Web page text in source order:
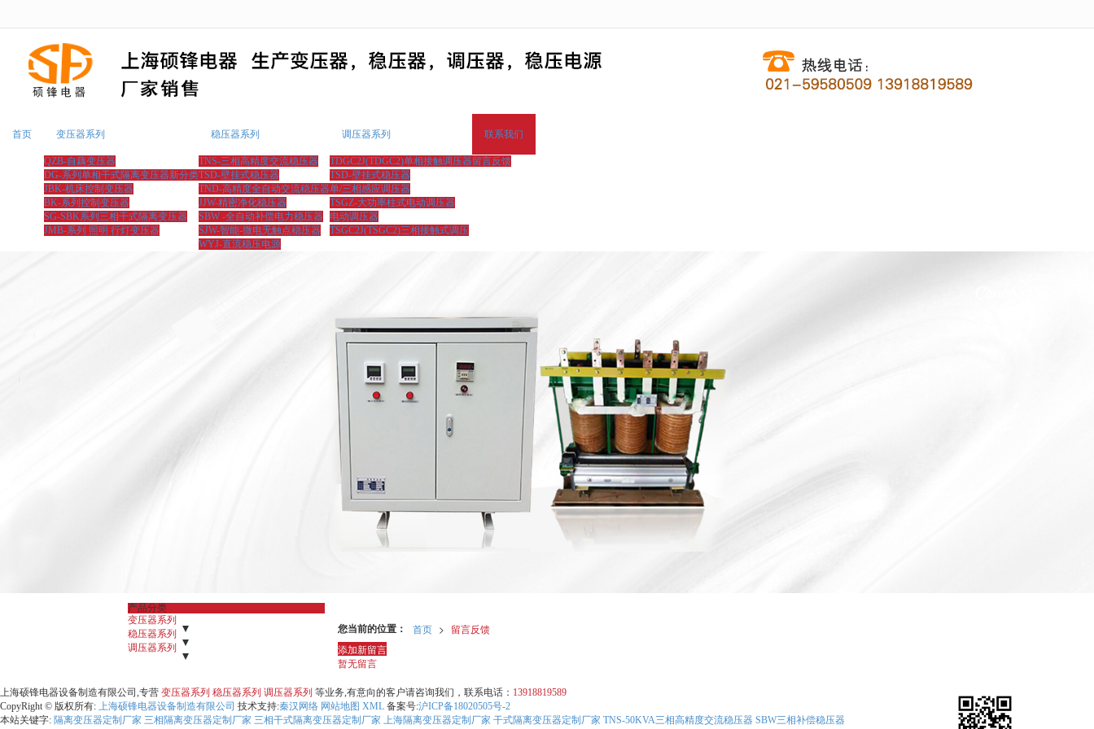
首页 变压器系列
QZB-自藕变压器
DG-系列单相干式隔离变压器新分类
JBK-机床控制变压器
BK-系列控制变压器
SG-SBK系列三相干式隔离变压器
JMB-系列 照明 行灯变压器
稳压器系列
TNS-三相高精度交流稳压器
TSD-壁挂式稳压器
TND-高精度全自动交流稳压器
JJW-精密净化稳压器
SBW -全自动补偿电力稳压器
SJW-智能-微电无触点稳压器
WYJ-直流稳压电源
调压器系列
TDGC2J(TDGC2)单相接触调压器
TSD-壁挂式稳压器
单/三相感应调压器
TSGZ-大功率柱式电动调压器
电动调压器
TSGC2J(TSGC2)三相接触式调压
联系我们
留言反馈
产品分类
变压器系列
- QZB-自藕变压器
压器新分类
- JBK-机床控制变压器
- SG-SBK系列三相干式隔离变压
流变压器 - KSG防爆变压器 - 电力变压器 - 调
压变压器 - 三相变单相变压器 - 防水变压器
- 医用隔离双绕组变压器
稳压器系列
- TNS-三相高精度交流稳压器
- TND-高精度全自动交流稳压器
- SJW-智能-微电无触点稳压器 - WYJ-直流稳
压电源
调压器系列
- TDGC2J(TDGC2)单相接触调压器
动调压器 - 电动调压器 - TSGC2J(TSGC2)三相
接触式调压
您当前的位置： 首页 > 留言反馈
添加新留言
暂无留言
上海硕锋电器设备制造有限公司,专营 变压器系列 稳压器系列 调压器系列 等业务,有意向的客户请咨询我们，联系电话： 13918819589
CopyRight © 版权所有: 上海硕锋电器设备制造有限公司 技术支持:秦汉网络 网站地图 XML 备案号:沪ICP备18020505号-2
本站关键字: 隔离变压器定制厂家 三相隔离变压器定制厂家 三相干式隔离变压器定制厂家 上海隔离变压器定制厂家 干式隔离变压器定制厂家 TNS-50KVA三相高精度交流稳压器 SBW三相补偿稳压器